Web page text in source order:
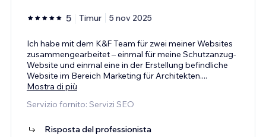
5 Timur 5 nov 2025
Ich habe mit dem K&F Team für zwei meiner Websites
zusammengearbeitet – einmal für meine Schutzanzug-
Website und einmal eine in der Erstellung befindliche
Website im Bereich Marketing für Architekten....
Mostra di più
Servizio fornito: Servizi SEO
Risposta del professionista